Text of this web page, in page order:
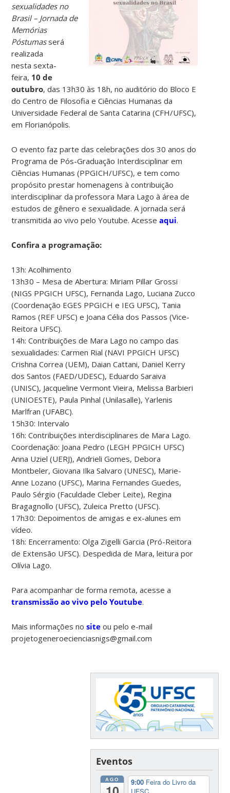
sexualidades no
Brasil – Jornada de
Memórias
Póstumasserá
realizada
nesta sexta-
feira, 10 de
outubro, das 13h30 às 18h, no auditório do Bloco E
do Centro de Filosofia e Ciências Humanas da
Universidade Federal de Santa Catarina (CFH/UFSC),
em Florianópolis.
O evento faz parte das celebrações dos 30 anos do
Programa de Pós-Graduação Interdisciplinar em
Ciências Humanas (PPGICH/UFSC), e tem como
propósito prestar homenagens à contribuição
interdisciplinar da professora Mara Lago à área de
estudos de gênero e sexualidade. A jornada será
transmitida ao vivo pelo Youtube. Acesseaqui.
Confira a programação:
13h: Acolhimento
13h30 – Mesa de Abertura: Miriam Pillar Grossi
(NIGS PPGICH UFSC), Fernanda Lago, Luciana Zucco
(Coordenação EGES PPGICH e IEG UFSC), Tania
Ramos (REF UFSC) e Joana Célia dos Passos (Vice-
Reitora UFSC).
14h: Contribuições de Mara Lago no campo das
sexualidades: Carmen Rial (NAVI PPGICH UFSC)
Crishna Correa (UEM), Daian Cattani, Daniel Kerry
dos Santos (FAED/UDESC), Eduardo Saraiva
(UNISC), Jacqueline Vermont Vieira, Melissa Barbieri
(UNIOESTE), Paula Pinhal (Unilasalle), Yarlenis
Marlfran (UFABC).
15h30: Intervalo
16h: Contribuições interdisciplinares de Mara Lago.
Coordenação: Joana Pedro (LEGH PPGICH UFSC)
Anna Uziel (UERJ), Andrieli Gomes, Debora
Montbeler, Giovana Ilka Salvaro (UNESC), Marie-
Anne Lozano (UFSC), Marina Fernandes Guedes,
Paulo Sérgio (Faculdade Cleber Leite), Regina
Bragagnollo (UFSC), Zuleica Pretto (UFSC).
17h30: Depoimentos de amigas e ex-alunes em
vídeo.
18h: Encerramento: Olga Zigelli Garcia (Pró-Reitora
de Extensão UFSC). Despedida de Mara, leitura por
Olívia Lago.
Para acompanhar de forma remota, acesse a
transmissão ao vivo pelo Youtube.
Mais informações nositeou pelo e-mail
projetogeneroecienciasnigs@gmail.com
Eventos
AGO 9:00 Feira do Livro da